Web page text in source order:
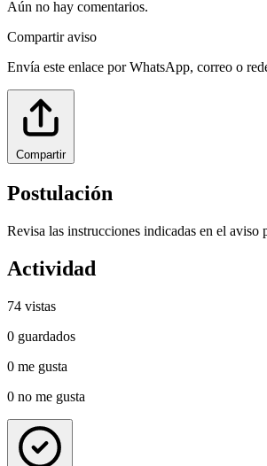
Aún no hay comentarios.
Compartir aviso
Envía este enlace por WhatsApp, correo o
Compartir
Postulación
Revisa las instrucciones indicadas en el aviso
Actividad
74 vistas
0 guardados
0 me gusta
0 no me gusta